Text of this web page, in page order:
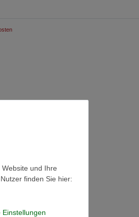
und Ihre
finden Sie hier:
Einstellungen